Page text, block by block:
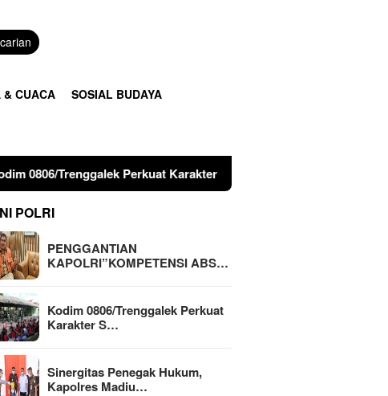
& CUACA SOSIAL BUDAYA
Perkuat Karakter Siswa Lewat Outing Class
POLRI
PENGGANTIAN
KAPOLRI”KOMPETENSI ABS…
Kodim 0806/Trenggalek Perkuat
Karakter S…
Sinergitas Penegak Hukum,
Kapolres Madiu…